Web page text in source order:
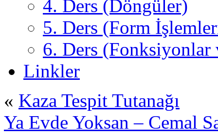
4. Ders (Döngüler)
5. Ders (Form
6. Ders (Fonksiyonlar
Linkler
« Kaza Tespit Tutanağı
Ya Evde Yoksan – Cemal